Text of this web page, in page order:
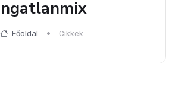
Főoldal Cikkek